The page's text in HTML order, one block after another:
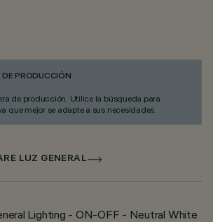
PRODUCCIÓN
de producción. Utilice la búsqueda para
que mejor se adapte a sus necesidades.
LUZ GENERAL
Lighting - ON-OFF - Neutral White